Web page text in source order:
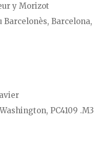
y Morizot
Barcelona,
PC4109 .M3